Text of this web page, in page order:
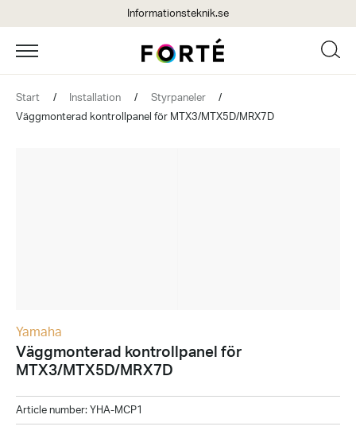
Informationsteknik.se
Start / Installation / Styrpaneler
/
Väggmonterad kontrollpanel för MTX3/MTX5D/MRX7D
Yamaha
Väggmonterad kontrollpanel för
MTX3/MTX5D/MRX7D
Article number: YHA-MCP1